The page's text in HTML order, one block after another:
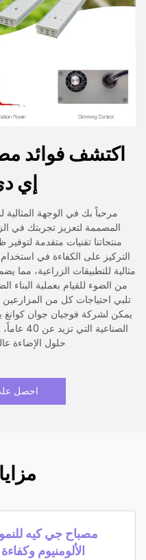
اكتشف فوائد
إي
مرحباً بك في الوجهة
منتجاتنا تقنيات متقدمة
التركيز على الكفاءة في
مثالية للتطبيقات الزراعية،
من الضوء للقيام بعملية
تلبي احتياجات كل من
يمكن لشركة فوجيان جوان كوانغ
حلول الإضاءة
احصل
مصباح جي كيه
الألومنيوم